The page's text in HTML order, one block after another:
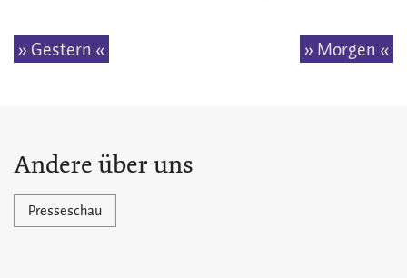
» Gestern « » Morgen «
Andere über uns
Presseschau